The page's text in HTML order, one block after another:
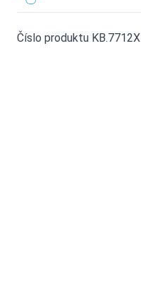
Číslo produktu KB.7712X